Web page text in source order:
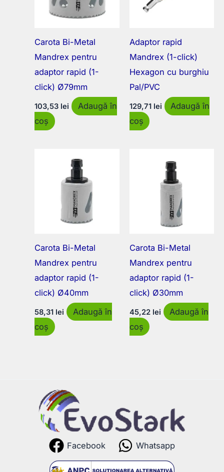
Carota Bi-Metal
Mandrex pentru
adaptor rapid (1-
click) Ø79mm
103,53 lei
Adaugă în
coș
Adaptor rapid
Mandrex (1-click)
Hexagon cu burghiu
Pal/PVC
129,71 lei
Adaugă în
coș
Carota Bi-Metal
Mandrex pentru
adaptor rapid (1-
click) Ø40mm
58,31 lei
Adaugă în
coș
Carota Bi-Metal
Mandrex pentru
adaptor rapid (1-
click) Ø30mm
45,22 lei
Adaugă în
coș
Facebook Whatsapp